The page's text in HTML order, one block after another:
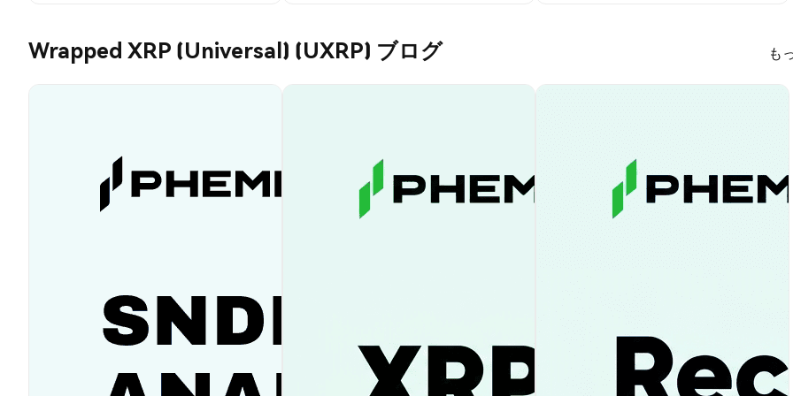
Wrapped XRP (Universal) (UXRP) ブログ も